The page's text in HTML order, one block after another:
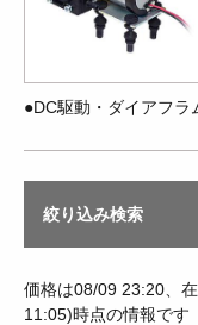
●DC駆動・ダイアフ
絞り込み検索
価格は08/09 23:20、
11:05)時点の情報です